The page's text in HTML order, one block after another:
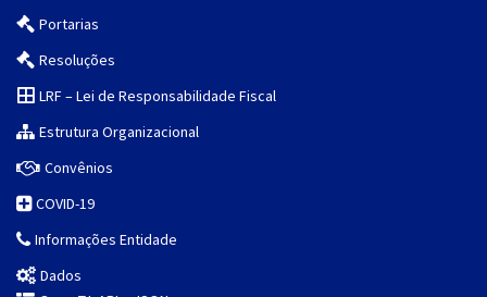
Portarias
Resoluções
LRF – Lei de Responsabilidade Fiscal
Estrutura Organizacional
Convênios
COVID-19
Informações Entidade
Dados